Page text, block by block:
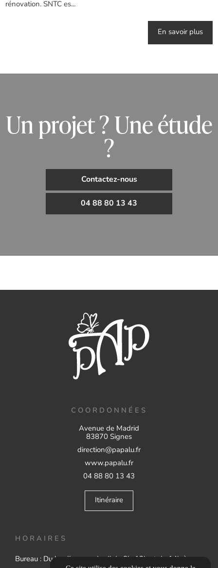
rénovation. SNTC es...
En savoir plus
Un projet ? Une étude
?
Contactez-nous
04 88 80 13 43
COORDONNÉES
Avenue de Madrid
83870 Signes
direction@papalu.fr
www.papalu.fr
04 88 80 13 43
Itinéraire
HORAIRES
Bureau : Du lundi au vendredi de 8h-12h et de 14h à